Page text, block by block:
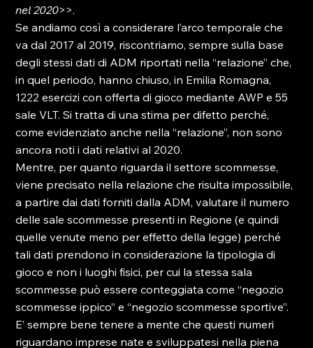
nel 2020>>.
Se andiamo così a considerare l’arco temporale che
va dal 2017 al 2019, riscontriamo, sempre sulla base
degli stessi dati di ADM riportati nella “relazione” che,
in quel periodo, hanno chiuso, in Emilia Romagna,
1222 esercizi con offerta di gioco mediante AWP e 55
sale VLT. Si tratta di una stima per difetto perché,
come evidenziato anche nella “relazione”, non sono
ancora noti i dati relativi al 2020.
Mentre, per quanto riguarda il settore scommesse,
viene precisato nella relazione che risulta impossibile,
a partire dai dati forniti dalla ADM, valutare il numero
delle sale scommesse presenti in Regione (e quindi
quelle venute meno per effetto della legge) perché
tali dati prendono in considerazione la tipologia di
gioco e non i luoghi fisici, per cui la stessa sala
scommesse può essere conteggiata come “negozio
scommesse ippico” e “negozio scommesse sportive”.
E’ sempre bene tenere a mente che questi numeri
riguardano imprese nate e sviluppatesi nella piena